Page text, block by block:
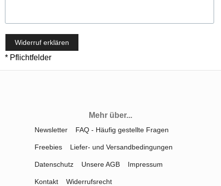
Widerruf erklären
* Pflichtfelder
Mehr über...
Newsletter FAQ - Häufig gestellte Fragen
Freebies Liefer- und Versandbedingungen
Datenschutz Unsere AGB Impressum
Kontakt Widerrufsrecht